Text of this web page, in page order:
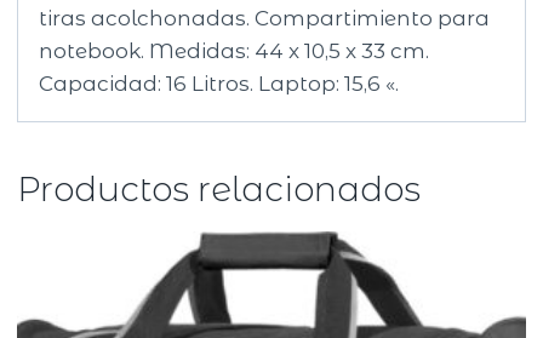
tiras acolchonadas. Compartimiento para
notebook. Medidas: 44 x 10,5 x 33 cm.
Capacidad: 16 Litros. Laptop: 15,6 «.
Productos relacionados